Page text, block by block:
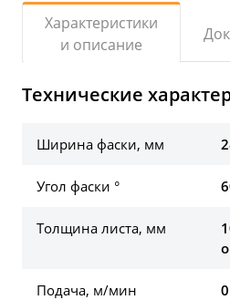
Характеристики
и описание
Технические
Ширина фаски, мм
Угол фаски °
Толщина листа, мм
Подача, м/мин